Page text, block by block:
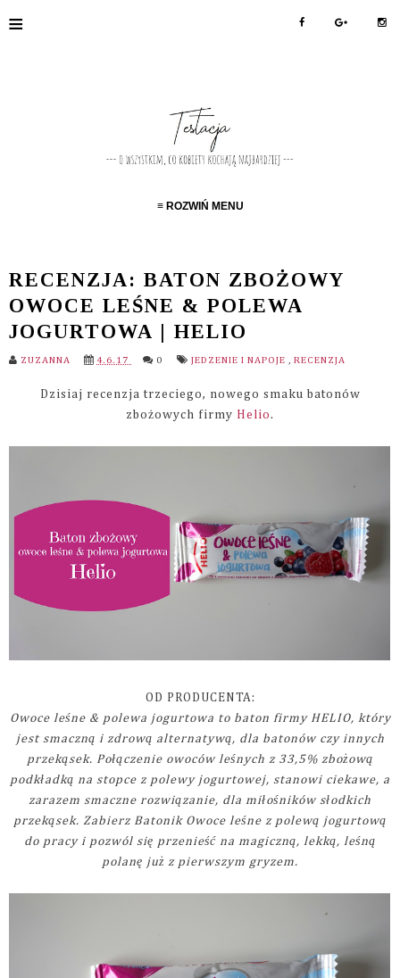
≡
≡ ROZWIŃ MENU
RECENZJA: BATON ZBOŻOWY
OWOCE LEŚNE & POLEWA
JOGURTOWA | HELIO
ZUZANNA 4.6.17 0 JEDZENIE I NAPOJE RECENZJA
Dzisiaj recenzja trzeciego, nowego smaku batonów
zbożowych firmy Helio.
OD PRODUCENTA:
Owoce leśne & polewa jogurtowa to baton firmy HELIO, który
jest smaczną i zdrową alternatywą, dla batonów czy innych
przekąsek. Połączenie owoców leśnych z 33,5% zbożową
podkładką na stopce z polewy jogurtowej, stanowi ciekawe, a
zarazem smaczne rozwiązanie, dla miłośników słodkich
przekąsek. Zabierz Batonik Owoce leśne z polewą jogurtową
do pracy i pozwól się przenieść na magiczną, lekką, leśną
polanę już z pierwszym gryzem.